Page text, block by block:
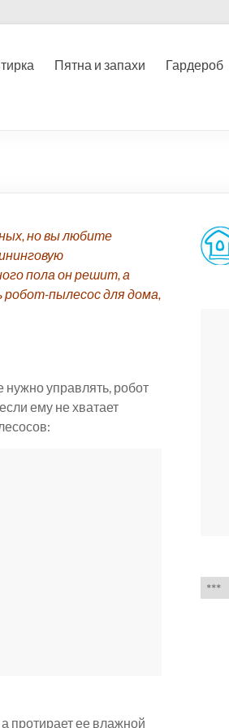
Пятна и запахи Гардероб
но вы любите
пола он решит, а
пылесос для дома,
нужно управлять, робот
ему не хватает
протирает ее влажной
язык